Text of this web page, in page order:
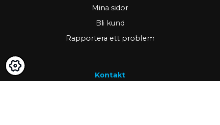
Mina sidor
Bli kund
Rapportera ett problem
Kontakt